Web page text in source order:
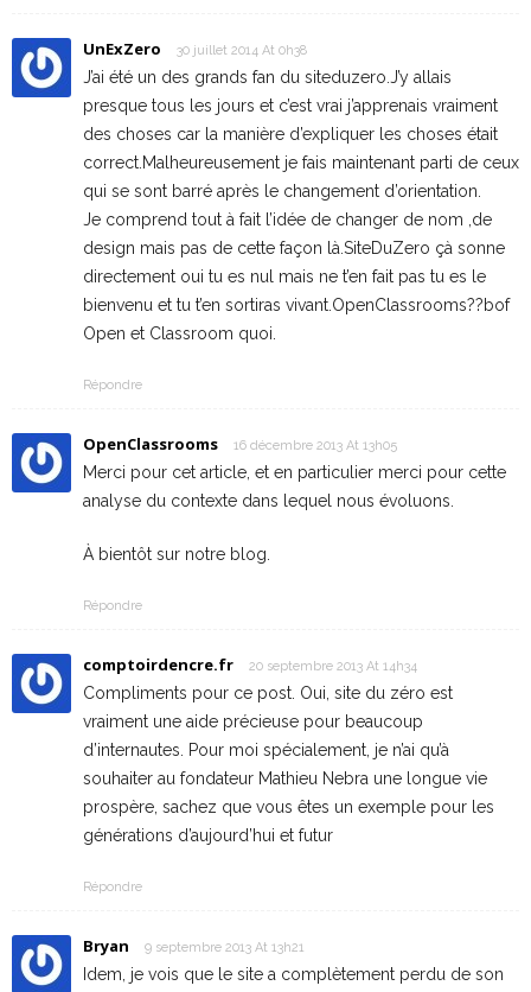
UnExZero 30 juillet 2014 At 0h38
J’ai été un des grands fan du siteduzero.J’y allais
presque tous les jours et c’est vrai j’apprenais vraiment
des choses car la manière d’expliquer les choses était
correct.Malheureusement je fais maintenant parti de ceux
qui se sont barré après le changement d’orientation.
Je comprend tout à fait l’idée de changer de nom ,de
design mais pas de cette façon là.SiteDuZero çà sonne
directement oui tu es nul mais ne t’en fait pas tu es le
bienvenu et tu t’en sortiras vivant.OpenClassrooms??bof
Open et Classroom quoi.
Répondre
OpenClassrooms 16 décembre 2013 At 13h05
Merci pour cet article, et en particulier merci pour cette
analyse du contexte dans lequel nous évoluons.
À bientôt sur notre blog.
Répondre
comptoirdencre.fr 20 septembre 2013 At 14h34
Compliments pour ce post. Oui, site du zéro est
vraiment une aide précieuse pour beaucoup
d’internautes. Pour moi spécialement, je n’ai qu’à
souhaiter au fondateur Mathieu Nebra une longue vie
prospère, sachez que vous êtes un exemple pour les
générations d’aujourd’hui et futur
Répondre
Bryan 9 septembre 2013 At 13h21
Idem, je vois que le site a complètement perdu de son